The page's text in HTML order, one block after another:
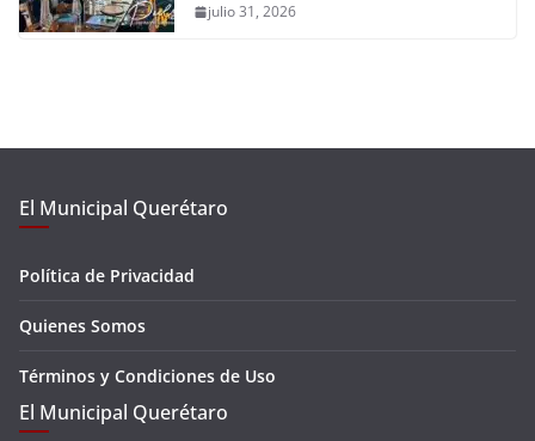
julio 31, 2026
El Municipal Querétaro
Política de Privacidad
Quienes Somos
Términos y Condiciones de Uso
El Municipal Querétaro